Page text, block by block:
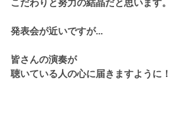
こだわりと努力の結晶だと思います。
発表会が近いですが...
皆さんの演奏が
聴いている人の心に届きますように！